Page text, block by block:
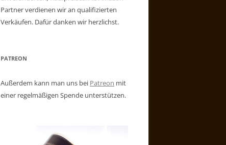
Partner verdienen wir an qualifizierten
Verkäufen. Dafür danken wir herzlichst.
PATREON
Außerdem kann man uns bei Patreon mit
einer regelmäßigen Spende unterstützen.